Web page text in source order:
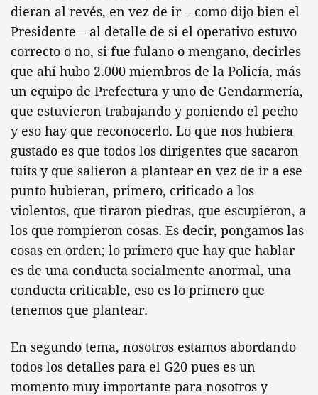
dieran al revés, en vez de ir – como dijo bien el
Presidente – al detalle de si el operativo estuvo
correcto o no, si fue fulano o mengano, decirles
que ahí hubo 2.000 miembros de la Policía, más
un equipo de Prefectura y uno de Gendarmería,
que estuvieron trabajando y poniendo el pecho
y eso hay que reconocerlo. Lo que nos hubiera
gustado es que todos los dirigentes que sacaron
tuits y que salieron a plantear en vez de ir a ese
punto hubieran, primero, criticado a los
violentos, que tiraron piedras, que escupieron, a
los que rompieron cosas. Es decir, pongamos las
cosas en orden; lo primero que hay que hablar
es de una conducta socialmente anormal, una
conducta criticable, eso es lo primero que
tenemos que plantear.
En segundo tema, nosotros estamos abordando
todos los detalles para el G20 pues es un
momento muy importante para nosotros y